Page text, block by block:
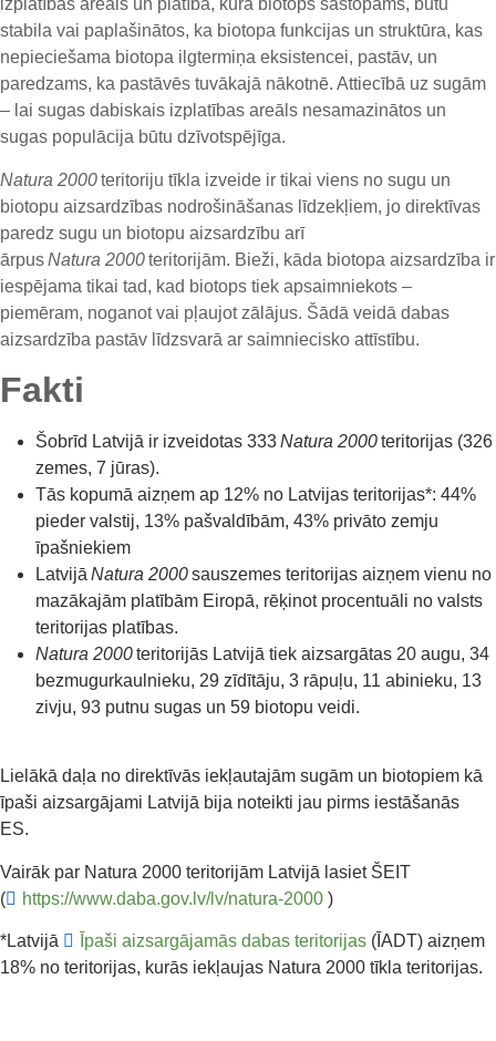
izplatības areāls un platība, kurā biotops sastopams, būtu
stabila vai paplašinātos, ka biotopa funkcijas un struktūra, kas
nepieciešama biotopa ilgtermiņa eksistencei, pastāv, un
paredzams, ka pastāvēs tuvākajā nākotnē. Attiecībā uz sugām
– lai sugas dabiskais izplatības areāls nesamazinātos un
sugas populācija būtu dzīvotspējīga.
Natura 2000teritoriju tīkla izveide ir tikai viens no sugu un
biotopu aizsardzības nodrošināšanas līdzekļiem, jo direktīvas
paredz sugu un biotopu aizsardzību arī
ārpusNatura 2000teritorijām. Bieži, kāda biotopa aizsardzība ir
iespējama tikai tad, kad biotops tiek apsaimniekots –
piemēram, noganot vai pļaujot zālājus. Šādā veidā dabas
aizsardzība pastāv līdzsvarā ar saimniecisko attīstību.
Fakti
Šobrīd Latvijā ir izveidotas 333Natura 2000teritorijas (326
zemes, 7 jūras).
Tās kopumā aizņem ap 12% no Latvijas teritorijas*: 44%
pieder valstij, 13% pašvaldībām, 43% privāto zemju
īpašniekiem
Latvijā Natura 2000sauszemes teritorijas aizņem vienu no
mazākajām platībām Eiropā, rēķinot procentuāli no valsts
teritorijas platības.
Natura 2000teritorijās Latvijā tiek aizsargātas 20 augu, 34
bezmugurkaulnieku, 29 zīdītāju, 3 rāpuļu, 11 abinieku, 13
zivju, 93 putnu sugas un 59 biotopu veidi.
Lielākā daļa no direktīvās iekļautajām sugām un biotopiem kā
īpaši aizsargājami Latvijā bija noteikti jau pirms iestāšanās
ES.
Vairāk par Natura 2000 teritorijām Latvijā lasiet ŠEIT
(
https://www.daba.gov.lv/lv/natura-2000 )
*Latvijā Īpaši aizsargājamās dabas teritorijas (ĪADT) aizņem
18% no teritorijas, kurās iekļaujas Natura 2000 tīkl a teritorijas.